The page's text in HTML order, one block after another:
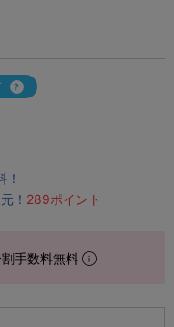
！ 289ポイント
手数料無料